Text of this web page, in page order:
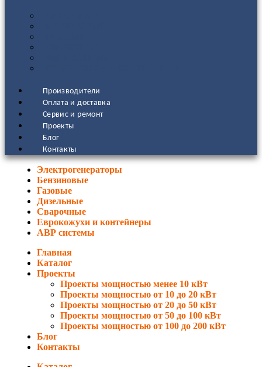
Производители
Оплата и доставка
Сервис и ремонт
Проекты
Блог
Контакты
Электрогенераторы
Бензиновые
Газовые
Дизельные
Сварочные
Еврокожухи и контейнеры
АВР системы
Главная
Каталог
Проекты
Проекты мощностью менее 10 кВт
Проекты мощностью от 10 до 20 кВт
Проекты мощностью от 20 до 50 кВт
Проекты мощностью от 50 до 100 кВт
Проекты мощностью от 100 до 200 кВт
Блог
Контакты